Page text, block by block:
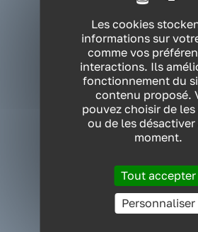
VOUS ÊTES ?
NOS
NOS
PRÉVIA
Cabinet conseil QVT
75 rue des Français
44200 NANTES
Les cookies
informations sur
comme vos
interactions. Ils
fonctionnement du
contenu proposé.
pouvez choisir de
ou de les
moment.
Tout accepter
Personnaliser